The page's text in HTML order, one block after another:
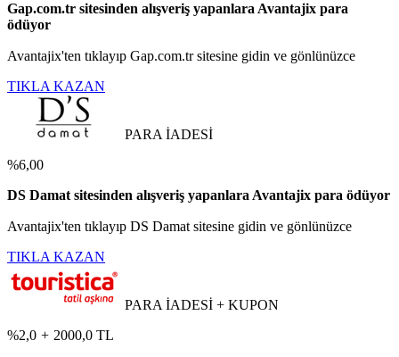
Gap.com.tr sitesinden alışveriş yapanlara Avantajix para
ödüyor
Avantajix'ten tıklayıp Gap.com.tr sitesine gidin ve gönlünüzce
TIKLA KAZAN
PARA İADESİ
%6,00
DS Damat sitesinden alışveriş yapanlara Avantajix para ödüyor
Avantajix'ten tıklayıp DS Damat sitesine gidin ve gönlünüzce
TIKLA KAZAN
PARA İADESİ + KUPON
%2,0 + 2000,0 TL